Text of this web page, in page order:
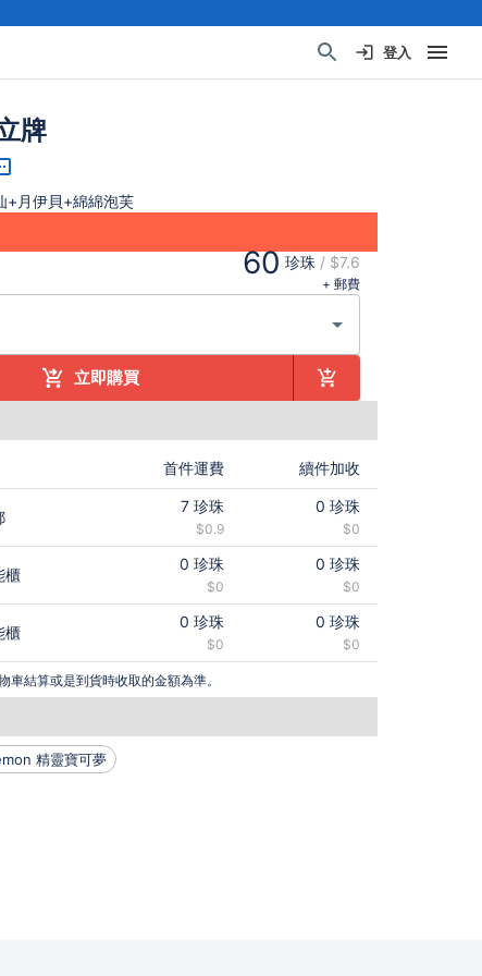
登入
牌
+月伊貝+綿綿泡芙
60 珍珠 / $7.6
+ 郵費
立即購買
首件運費 續件加收
7珍珠
$0.9
0 珍珠
$0
櫃
0 珍珠
$0
0 珍珠
$0
櫃
0 珍珠
$0
0 珍珠
$0
車結算或是到貨時收取的金額為準。
精靈寶可夢